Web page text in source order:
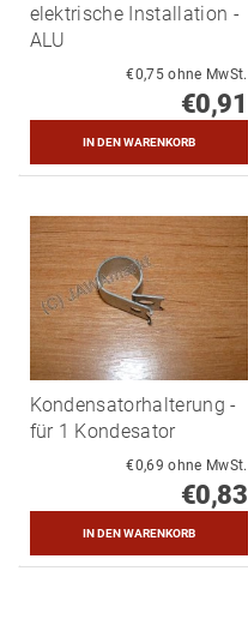
elektrische Installation -
ALU
€0,75 ohne MwSt.
€0,91
Kondensatorhalterung -
für 1 Kondesator
€0,69 ohne MwSt.
€0,83